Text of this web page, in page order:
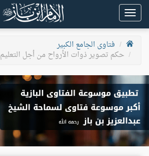
Toggle
navigation
فتاوى الجامع الكبير
حكم تصوير ذوات الأرواح من أجل التعليم